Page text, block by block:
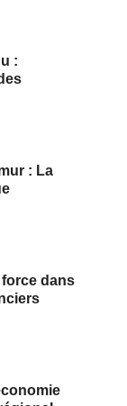
:
: La
force dans